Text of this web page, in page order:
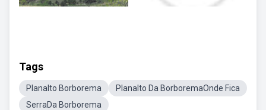
Tags
Planalto Borborema
Planalto Da BorboremaOnde Fica
SerraDa Borborema